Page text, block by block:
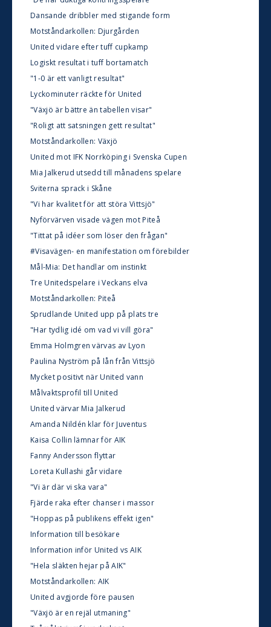
Dansande dribbler med stigande form
Motståndarkollen: Djurgården
United vidare efter tuff cupkamp
Logiskt resultat i tuff bortamatch
"1-0 är ett vanligt resultat"
Lyckominuter räckte för United
"Växjö är bättre än tabellen visar"
"Roligt att satsningen gett resultat"
Motståndarkollen: Växjö
United mot IFK Norrköping i Svenska Cupen
Mia Jalkerud utsedd till månadens spelare
Sviterna sprack i Skåne
"Vi har kvalitet för att störa Vittsjö"
Nyförvärven visade vägen mot Piteå
"Tittat på idéer som löser den frågan"
#Visavägen- en manifestation om förebilder
Mål-Mia: Det handlar om instinkt
Tre Unitedspelare i Veckans elva
Motståndarkollen: Piteå
Sprudlande United upp på plats tre
"Har tydlig idé om vad vi vill göra"
Emma Holmgren värvas av Lyon
Paulina Nyström på lån från Vittsjö
Mycket positivt när United vann
Målvaktsprofil till United
United värvar Mia Jalkerud
Amanda Nildén klar för Juventus
Kaisa Collin lämnar för AIK
Fanny Andersson flyttar
Loreta Kullashi går vidare
"Vi är där vi ska vara"
Fjärde raka efter chanser i massor
"Hoppas på publikens effekt igen"
Information till besökare
Information inför United vs AIK
"Hela släkten hejar på AIK"
Motståndarkollen: AIK
United avgjorde före pausen
"Växjö är en rejäl utmaning"